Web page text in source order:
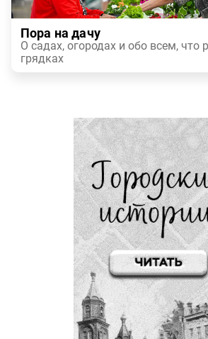
Пора на дачу
О садах, огородах и обо всем, что
грядках